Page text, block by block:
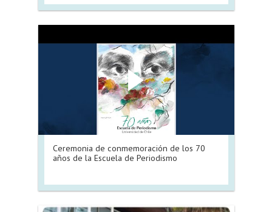
Ceremonia de conmemoración de los 70
años de la Escuela de Periodismo